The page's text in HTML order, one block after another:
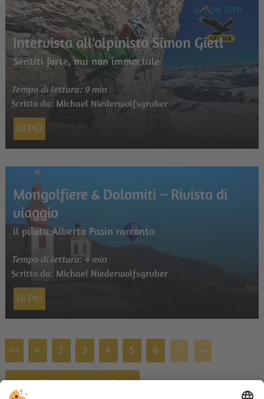
Intervista all'alpinista Simon Gietl
Sentiti forte, ma non immortale
Tempo di lettura: 9 min
Scritto da: Michael Niederwolfsgruber
DI PIÙ
Mongolfiere & Dolomiti – Rivista di
viaggio
il pilota Alberto Pasin racconta
Tempo di lettura: 4 min
Scritto da: Michael Niederwolfsgruber
DI PIÙ
<< < 2 3 4 5 6 > >>
INDIETRO ALLA HOME